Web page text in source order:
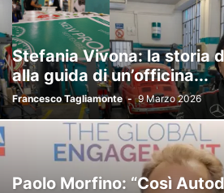
RICAMBI TRUCK SICUREZZA
Stefania Vivona: la storia
alla guida di un’officina...
Francesco Tagliamonte - 9 Marzo 2026
Paolo Morfino: “Così